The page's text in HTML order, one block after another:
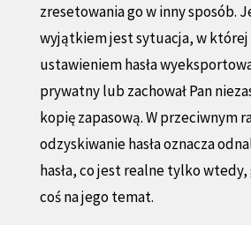
zresetowania go w inny sposób.
wyjątkiem jest sytuacja, w
ustawieniem hasła
prywatny lub zachował Pan
kopię zapasową. W przeciwnym
odzyskiwanie hasła oznacza
hasła, co jest realne tylko
coś na jego temat.